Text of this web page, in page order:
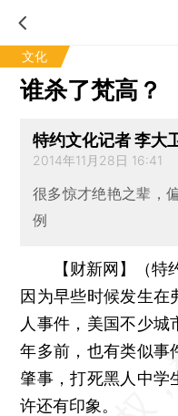
文化
谁杀了梵高？
特约文化记者 李大
2014年11月28日 16:41
很多惊才绝艳之辈，
例
【财新网】（
因为早些时候发生在
人事件，美国不少
年多前，也有类似事
肇事，打死黑人中学
许还有印象。